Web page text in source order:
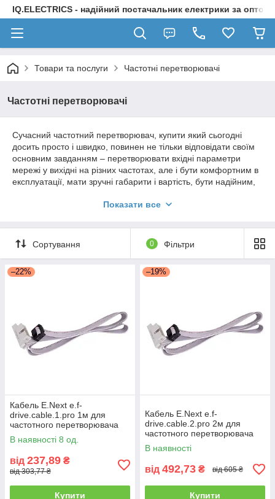
IQ.ELECTRICS - надійний постачальник електрики за
Товари та послуги Частотні перетворювачі
Частотні перетворювачі
Сучасний частотний перетворювач, купити який сьогодні
досить просто і швидко, повинен не тільки відповідати своїм
основним завданням – перетворювати вхідні параметри
мережі у вихідні на різних частотах, але і бути комфортним в
експлуатації, мати зручні габарити і вартість, бути надійним,
Будь перетворювач струму, який ви виберете в нашому
просто і зрозуміло розповімо про нюанси кожної моделі та
особливості її використання.
Купити перетворювач можна не тільки в роздріб (яка
працюємо на перспективу і дорожимо довгостроковими
відносинами з клієнтами і виробниками.
Крім того, наші ціни на перетворювачі струму і будь-яку іншу
момент його немає на складі.
Показати все
Сортування 0 Фільтри
–22%
Кабель E.Next e.f-
drive.cable.1.pro 1м для
частотного перетворювача
В наявності 8 од.
від 237,89 ₴
від 303,77 ₴
Купити
–19%
Кабель E.Next e.f-
drive.cable.2.pro 2м для
частотного перетворювача
В наявності
від 492,73 ₴ від 605 ₴
Купити